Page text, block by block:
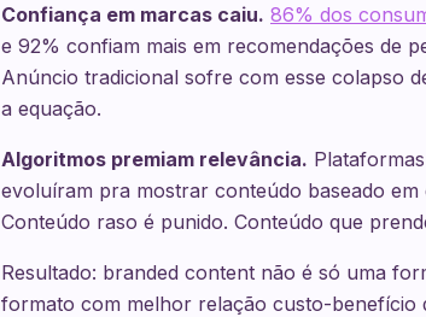
Confiança em marcas caiu. 86% dos
e 92% confiam mais em recomendações de
Anúncio tradicional sofre com esse colapso
a equação.
Algoritmos premiam relevância.
evoluíram pra mostrar conteúdo baseado
Conteúdo raso é punido. Conteúdo que
Resultado: branded content não é só uma
formato com melhor relação custo-benefício